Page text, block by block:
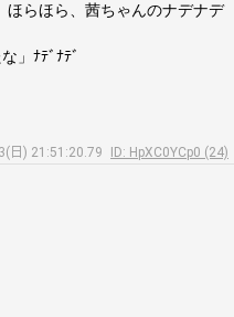
らほら、茜ちゃんのナデナデ
」ﾅﾃﾞﾅﾃﾞ
日) 21:51:20.79
ID: HpXC0YCp0 (24)